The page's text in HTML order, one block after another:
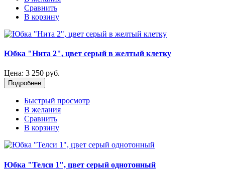
Сравнить
В корзину
Юбка "Нита 2", цвет серый в желтый клетку
Цена: 3 250 руб.
Подробнее
Быстрый просмотр
В желания
Сравнить
В корзину
Юбка "Телси 1", цвет серый однотонный